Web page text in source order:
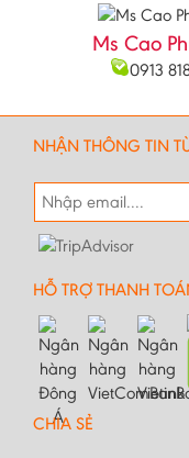
Ms Cao
0913
NHẬN THÔNG TIN
HỖ TRỢ THANH
CHIA SẺ